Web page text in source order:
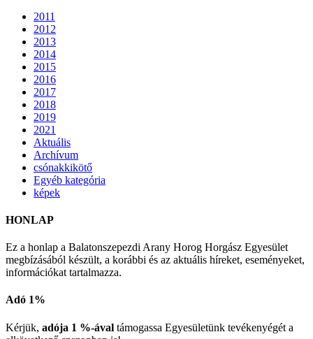
2011
2012
2013
2014
2015
2016
2017
2018
2019
2021
Aktuális
Archívum
csónakkikötő
Egyéb kategória
képek
HONLAP
Ez a honlap a Balatonszepezdi Arany Horog Horgász Egyesület
megbízásából készült, a korábbi és az aktuális híreket, eseményeket,
információkat tartalmazza.
Adó 1%
Kérjük, adója 1 %-ával támogassa Egyesületünk tevékenyégét a